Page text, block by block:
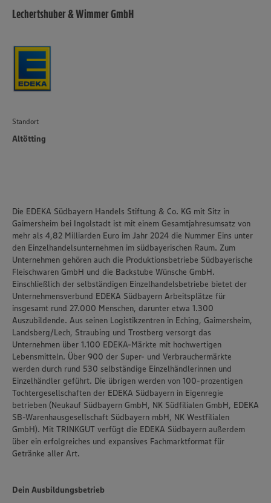
Lechertshuber & Wimmer GmbH
Standort
Altötting
Die EDEKA Südbayern Handels Stiftung & Co. KG mit Sitz in
Gaimersheim bei Ingolstadt ist mit einem Gesamtjahresumsatz von
mehr als 4,82 Milliarden Euro im Jahr 2024 die Nummer Eins unter
den Einzelhandelsunternehmen im südbayerischen Raum. Zum
Unternehmen gehören auch die Produktionsbetriebe Südbayerische
Fleischwaren GmbH und die Backstube Wünsche GmbH.
Einschließlich der selbständigen Einzelhandelsbetriebe bietet der
Unternehmensverbund EDEKA Südbayern Arbeitsplätze für
insgesamt rund 27.000 Menschen, darunter etwa 1.300
Auszubildende. Aus seinen Logistikzentren in Eching, Gaimersheim,
Landsberg/Lech, Straubing und Trostberg versorgt das
Unternehmen über 1.100 EDEKA-Märkte mit hochwertigen
Lebensmitteln. Über 900 der Super- und Verbrauchermärkte
werden durch rund 530 selbständige Einzelhändlerinnen und
Einzelhändler geführt. Die übrigen werden von 100-prozentigen
Tochtergesellschaften der EDEKA Südbayern in Eigenregie
betrieben (Neukauf Südbayern GmbH, NK Südfilialen GmbH, EDEKA
SB-Warenhausgesellschaft Südbayern mbH, NK Westfilialen
GmbH). Mit TRINKGUT verfügt die EDEKA Südbayern außerdem
über ein erfolgreiches und expansives Fachmarktformat für
Getränke aller Art.
Dein Ausbildungsbetrieb